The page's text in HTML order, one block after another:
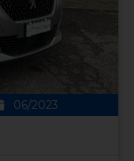
06/2023